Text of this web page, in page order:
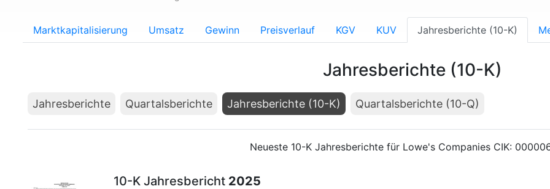
Marktkapitalisierung Umsatz Gewinn Preisverlauf KGV KUV Jahresberichte (10-K)
Jahresberichte (10-K)
Jahresberichte Quartalsberichte Jahresberichte (10-K) Quartalsberichte (10-Q)
Neueste 10-K Jahresberichte für Lowe's Companies CIK:
10-K Jahresbericht 2025